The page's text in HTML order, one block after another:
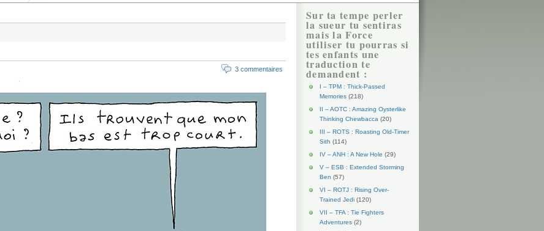
3 commentaires
Sur ta tempe perler
la sueur tu sentiras
mais la Force
utiliser tu pourras si
tes enfants une
traduction te
demandent :
I – TPM : Thick-Passed
Memories (218)
II – AOTC : Amazing Oysterlike
Thinking Chewbacca (20)
III – ROTS : Roasting Old-Timer
Sith (114)
IV – ANH : A New Hole (29)
V – ESB : Extended Storming
Ben (57)
VI – ROTJ : Rising Over-
Trained Jedi (120)
VII – TFA : Tie Fighters
Adventures (2)